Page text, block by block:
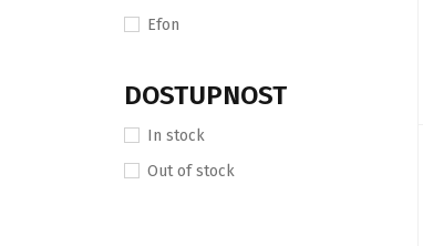
Efon
Globo
Huawei
Infomir
DOSTUPNOST
In stock
Out of stock